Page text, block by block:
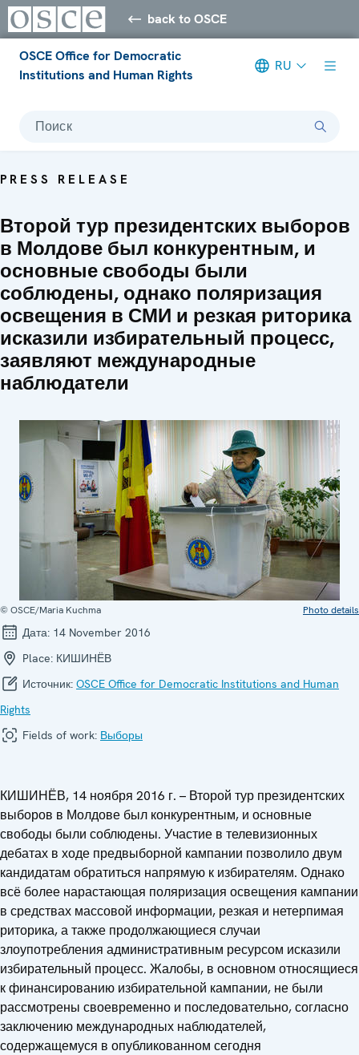
back to OSCE
OSCE Office for Democratic
Institutions and Human Rights
RU
Поиск
PRESS RELEASE
Второй тур президентских выборов
в Молдове был конкурентным, и
основные свободы были
соблюдены, однако поляризация
освещения в СМИ и резкая риторика
исказили избирательный процесс,
заявляют международные
наблюдатели
© OSCE/Maria Kuchma Photo details
Дата: 14 November 2016
Place: КИШИНЁВ
Источник: OSCE Office for Democratic Institutions and Human
Rights
Fields of work: Выборы
КИШИНЁВ, 14 ноября 2016 г. – Второй тур президентских
выборов в Молдове был конкурентным, и основные
свободы были соблюдены. Участие в телевизионных
дебатах в ходе предвыборной кампании позволило двум
кандидатам обратиться напрямую к избирателям. Однако
всё более нарастающая поляризация освещения кампании
в средствах массовой информации, резкая и нетерпимая
риторика, а также продолжающиеся случаи
злоупотребления административным ресурсом исказили
избирательный процесс. Жалобы, в основном относящиеся
к финансированию избирательной кампании, не были
рассмотрены своевременно и последовательно, согласно
заключению международных наблюдателей,
содержащемуся в опубликованном сегодня